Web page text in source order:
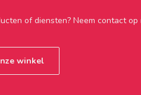
of diensten? Neem contact
winkel